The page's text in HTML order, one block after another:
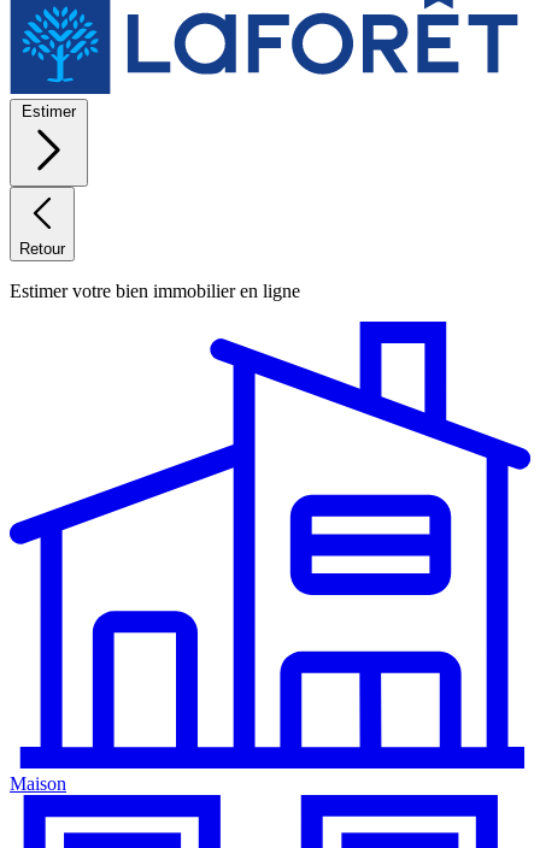
Estimer
Retour
Estimer votre bien immobilier en ligne
Maison